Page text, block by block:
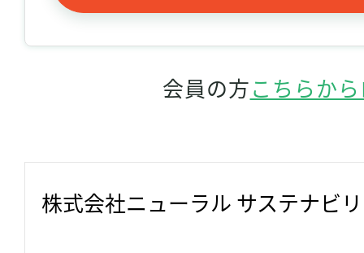
会員の方こちらか
株式会社ニューラル サステナビ